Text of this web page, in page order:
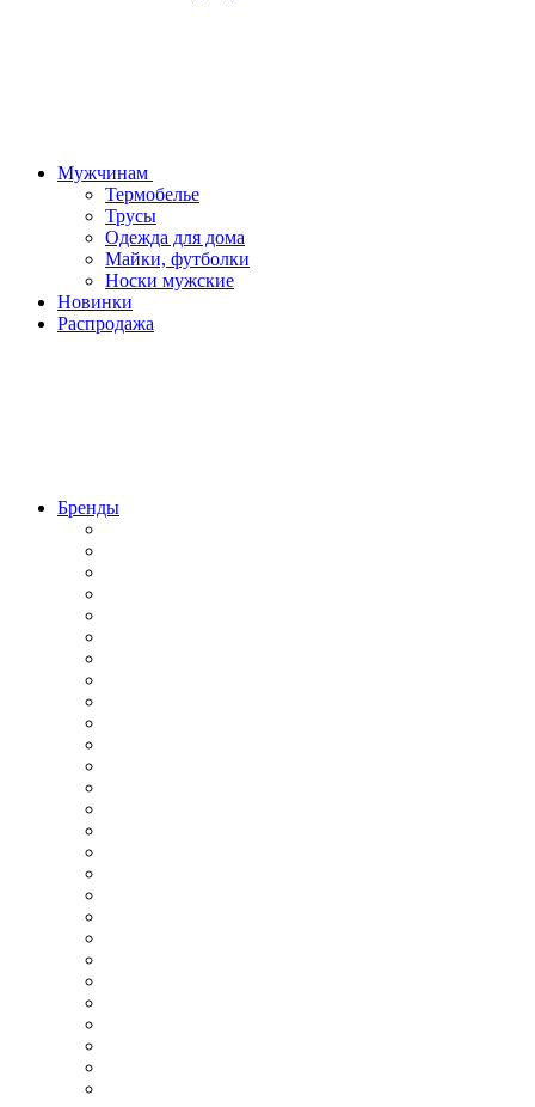
Мужчинам
Термобелье
Трусы
Одежда для дома
Майки, футболки
Носки мужские
Новинки
Распродажа
Бренды